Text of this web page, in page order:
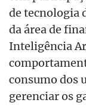
de tecnologia
da área de
Inteligência
consumo dos
gerenciar os